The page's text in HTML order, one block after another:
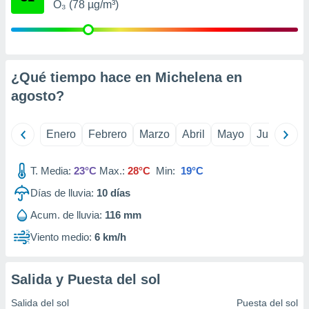
su
en
de
datos
O₃ (78 µg/m³)
¿Qué tiempo hace en Michelena en
agosto?
Enero Febrero Marzo Abril Mayo Junio
T. Media: 23°C Max.: 28°C Min: 19°C
Días de lluvia: 10 días
Acum. de lluvia: 116 mm
Viento medio: 6 km/h
Salida y Puesta del sol
Salida del sol Puesta del sol